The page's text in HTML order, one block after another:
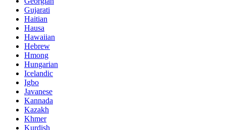
Gujarati
Haitian
Hausa
Hawaiian
Hebrew
Hmong
Hungarian
Icelandic
Igbo
Javanese
Kannada
Kazakh
Khmer
Kurdish